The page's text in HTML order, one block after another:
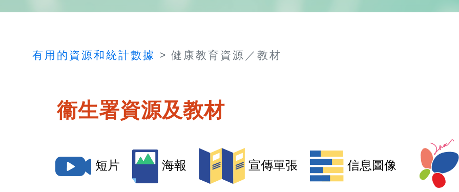
有用的資源和統計數據 健康教育資源／教材
衞生署資源及教材
短片 海報 宣傳單張 信息圖像